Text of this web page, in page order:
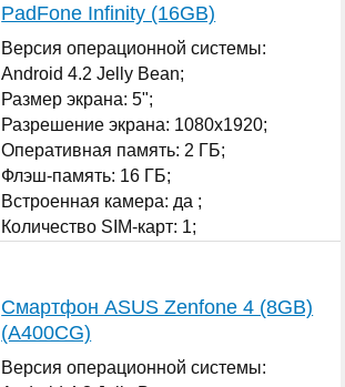
PadFone Infinity (16GB)
Версия операционной системы:
Android 4.2 Jelly Bean;
Размер экрана: 5";
Разрешение экрана: 1080x1920;
Оперативная память: 2 ГБ;
Флэш-память: 16 ГБ;
Встроенная камера: да ;
Количество SIM-карт: 1;
Смартфон ASUS Zenfone 4 (8GB)
(A400CG)
Версия операционной системы: